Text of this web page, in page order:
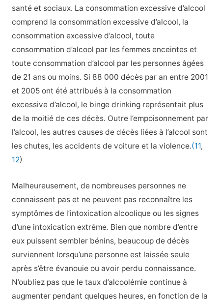
santé et sociaux. La consommation excessive d’alcool
comprend la consommation excessive d’alcool, la
consommation excessive d’alcool, toute
consommation d’alcool par les femmes enceintes et
toute consommation d’alcool par les personnes âgées
de 21 ans ou moins. Si 88 000 décès par an entre 2001
et 2005 ont été attribués à la consommation
excessive d’alcool, le binge drinking représentait plus
de la moitié de ces décès. Outre l’empoisonnement par
l’alcool, les autres causes de décès liées à l’alcool sont
les chutes, les accidents de voiture et la violence.(11,
12)
Malheureusement, de nombreuses personnes ne
connaissent pas et ne peuvent pas reconnaître les
symptômes de l’intoxication alcoolique ou les signes
d’une intoxication extrême. Bien que nombre d’entre
eux puissent sembler bénins, beaucoup de décès
surviennent lorsqu’une personne est laissée seule
après s’être évanouie ou avoir perdu connaissance.
N’oubliez pas que le taux d’alcoolémie continue à
augmenter pendant quelques heures, en fonction de la